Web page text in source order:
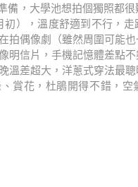
備，大學池想拍個獨照都
初），溫度舒適到不行，走
拍偶像劇（雖然周圍可能
明信片，手機記憶體差點
溫差超大，洋蔥式穿法最
賞花，杜鵑開得不錯，空